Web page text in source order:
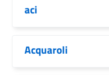
aci
Acquaroli